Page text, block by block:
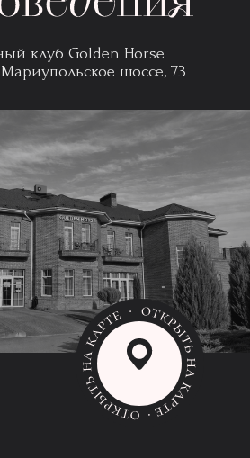
клуб Golden Horse
Мариупольское шоссе, 73